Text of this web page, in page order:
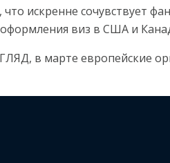
искренне сочувствует
виз в США и
в марте европейские